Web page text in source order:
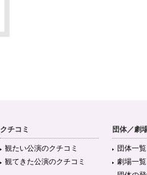
クチコミ
観たい公演のクチコミ
観てきた公演のクチコミ
団体／劇
団体一覧
劇場一覧